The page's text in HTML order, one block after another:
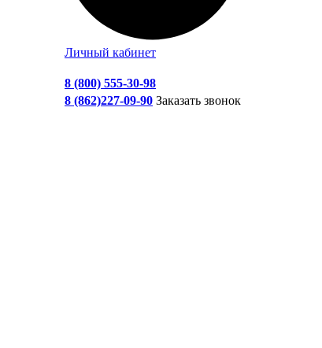
Личный кабинет
8 (800) 555-30-98
8 (862)227-09-90 Заказать звонок